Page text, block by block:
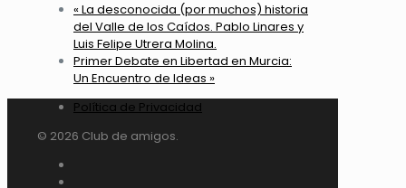
« La desconocida (por muchos) historia
del Valle de los Caídos. Pablo Linares y
Luis Felipe Utrera Molina.
Primer Debate en Libertad en Murcia:
Un Encuentro de Ideas »
Política de Privacidad
© 2026 Club de amigos.